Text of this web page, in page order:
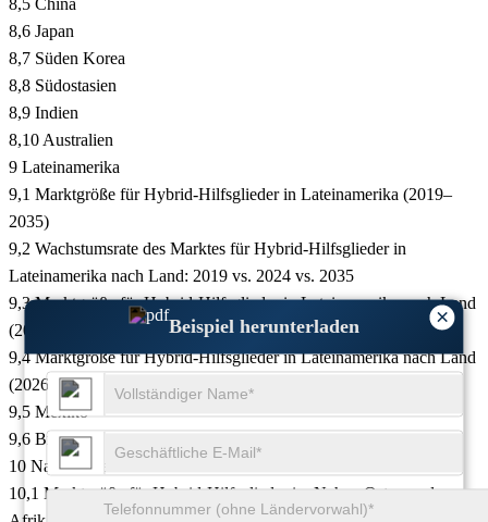
×
Beispiel herunterladen
8,5 China
8,6 Japan
8,7 Süden Korea
8,8 Südostasien
8,9 Indien
8,10 Australien
9 Lateinamerika
9,1 Marktgröße für Hybrid-Hilfsglieder in Lateinamerika (2019–
2035)
9,2 Wachstumsrate des Marktes für Hybrid-Hilfsglieder in
Lateinamerika nach Land: 2019 vs. 2024 vs. 2035
9,3 Marktgröße für Hybrid-Hilfsglieder in Lateinamerika nach Land
(2019-2026)
9,4 Marktgröße für Hybrid-Hilfsglieder in Lateinamerika nach Land
(2026-2035)
9,5 Mexiko
9,6 Brasilien
10 Naher Osten und Afrika
10,1 Marktgröße für Hybrid-Hilfsglieder im Nahen Osten und